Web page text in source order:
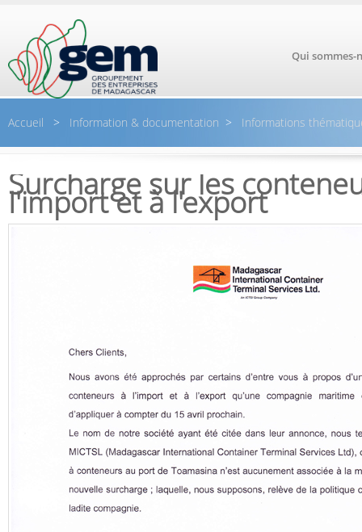
Qui sommes-
Accueil > Information & documentation > Informations
Surcharge sur les
I'import et à l'export